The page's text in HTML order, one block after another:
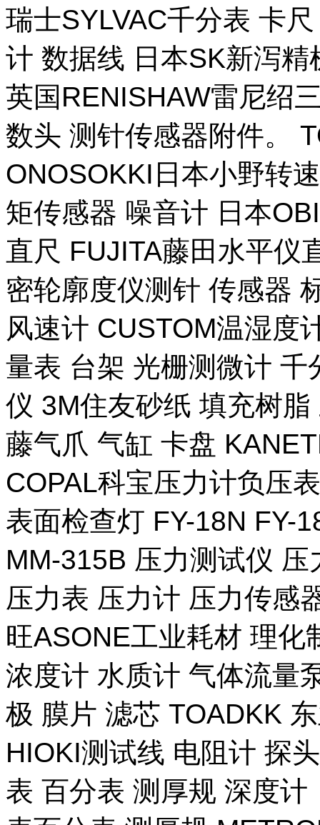
瑞士SYLVAC千分表 卡
计 数据线 日本SK新泻
英国RENISHAW雷尼绍
数头 测针传感器附件。
ONOSOKKI日本小野转
矩传感器 噪音计 日本
直尺 FUJITA藤田水平仪
密轮廓度仪测针 传感器
风速计 CUSTOM温湿度
量表 台架 光栅测微计
仪 3M住友砂纸 填充树
藤气爪 气缸 卡盘
COPAL科宝压力计负压
表面检查灯 FY-18N FY-
MM-315B 压力测试仪
压力表 压力计 压力传感
旺ASONE工业耗材 理化
浓度计 水质计 气体流量
极 膜片 滤芯 TOADKK
HIOKI测试线 电阻计 探
表 百分表 测厚规 深度